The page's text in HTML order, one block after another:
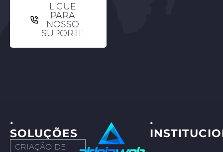
LIGUE
PARA
NOSSO
SUPORTE
·
SOLUÇÕES
CRIAÇÃO DE
·